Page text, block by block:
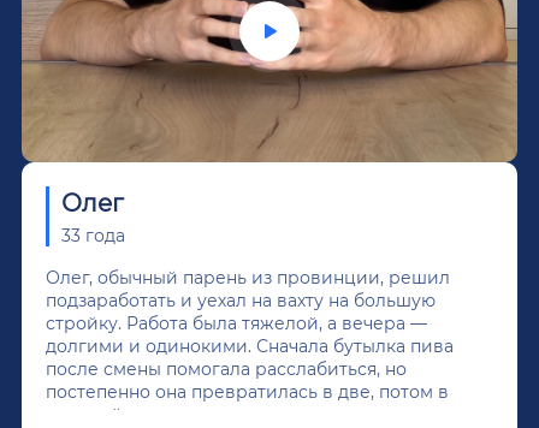
Олег
33 года
Олег, обычный парень из провинции, решил
подзаработать и уехал на вахту на большую
стройку. Работа была тяжелой, а вечера —
долгими и одинокими. Сначала бутылка пива
после смены помогала расслабиться, но
постепенно она превратилась в две, потом в
крепкий алкоголь, и вот он уже пил почти